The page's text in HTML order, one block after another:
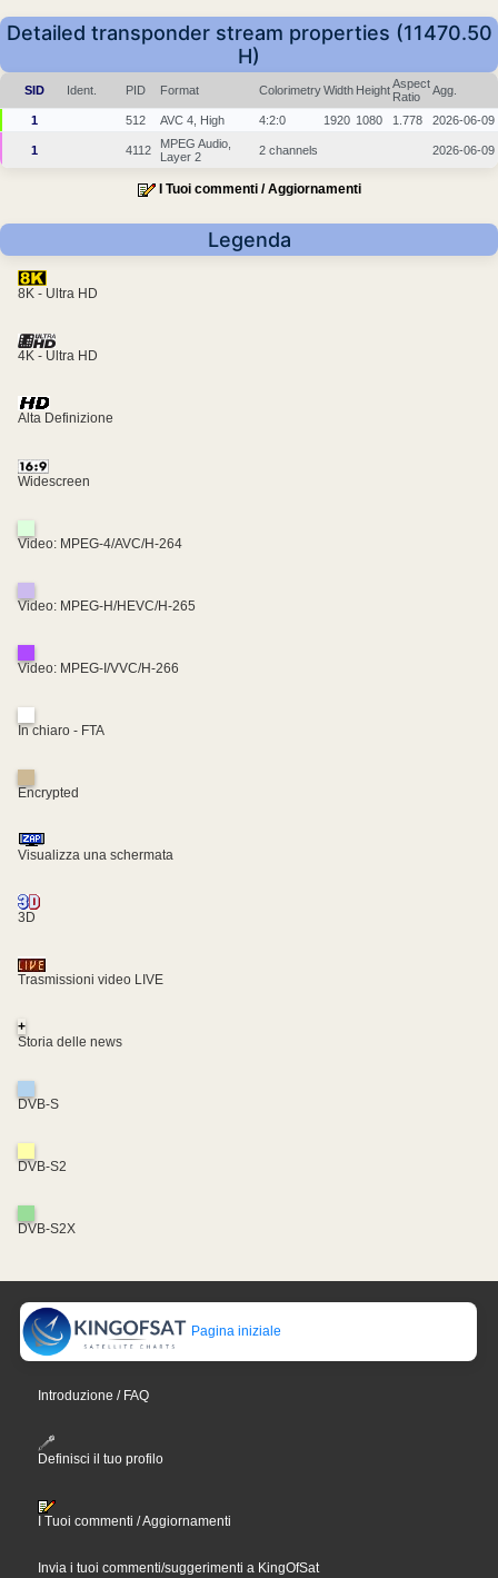
Detailed transponder stream properties (11470.50
H)
SID Ident. PID Format ColorimetryWidth HeightAspect
Ratio
Agg.
1 512 AVC 4, High 4:2:0 1920 1080 1.778 2026-06-09
1 4112
MPEG Audio,
Layer 2
2 channels 2026-06-09
I Tuoi commenti / Aggiornamenti
Legenda
8K - Ultra HD
4K - Ultra HD
Alta Definizione
Widescreen
Video: MPEG-4/AVC/H-264
Video: MPEG-H/HEVC/H-265
Video: MPEG-I/VVC/H-266
In chiaro - FTA
Encrypted
Visualizza una schermata
3D
Trasmissioni video LIVE
+
Storia delle news
DVB-S
DVB-S2
DVB-S2X
Pagina iniziale
Introduzione / FAQ
Definisci il tuo profilo
I Tuoi commenti / Aggiornamenti
Invia i tuoi commenti/suggerimenti a KingOfSat